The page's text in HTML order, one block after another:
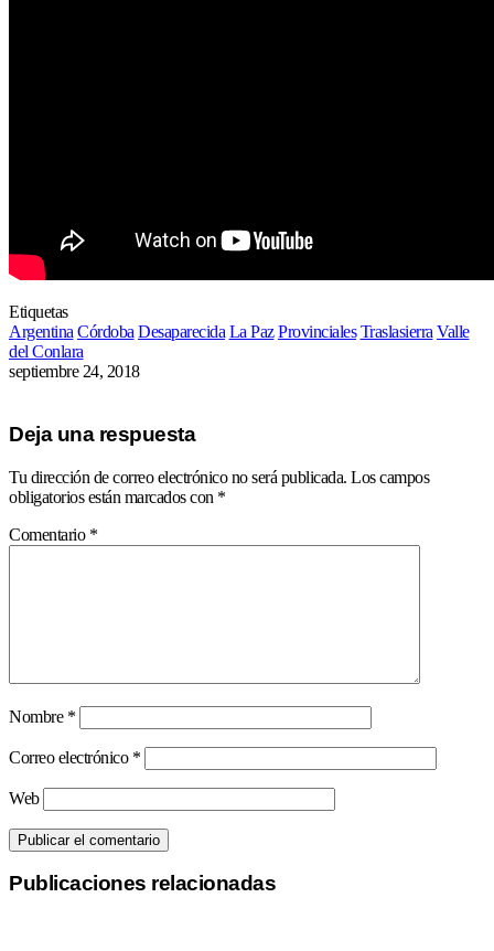
Etiquetas
Argentina Córdoba Desaparecida La Paz Provinciales Traslasierra Valle
del Conlara
septiembre 24, 2018
Deja una respuesta
Tu dirección de correo electrónico no será publicada. Los campos
obligatorios están marcados con *
Comentario *
Nombre *
Correo electrónico *
Web
Publicaciones relacionadas